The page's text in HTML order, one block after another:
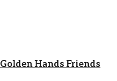
Hands Friends